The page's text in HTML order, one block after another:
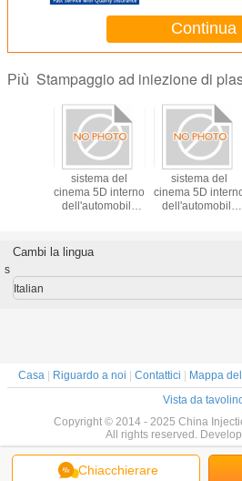
Continua
Più Stampaggio ad iniezione di
sistema del
cinema 5D interno
dell'automobile
verso i posti
ammucchiati
sistema del
cinema 5D
dell'automobile
Chiacchierare
Cambi la lingua
s
Italian
Casa | Riguardo a noi | Contattici | Mappa
Vista da
Copyright © 2014 - 2025 China
All rights reserved.